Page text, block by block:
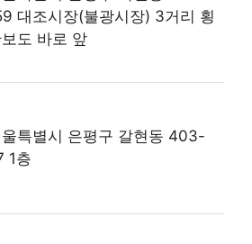
대조시장(불광시장) 3거리 횡
도 바로 앞
특별시 은평구 갈현동 403-
1층